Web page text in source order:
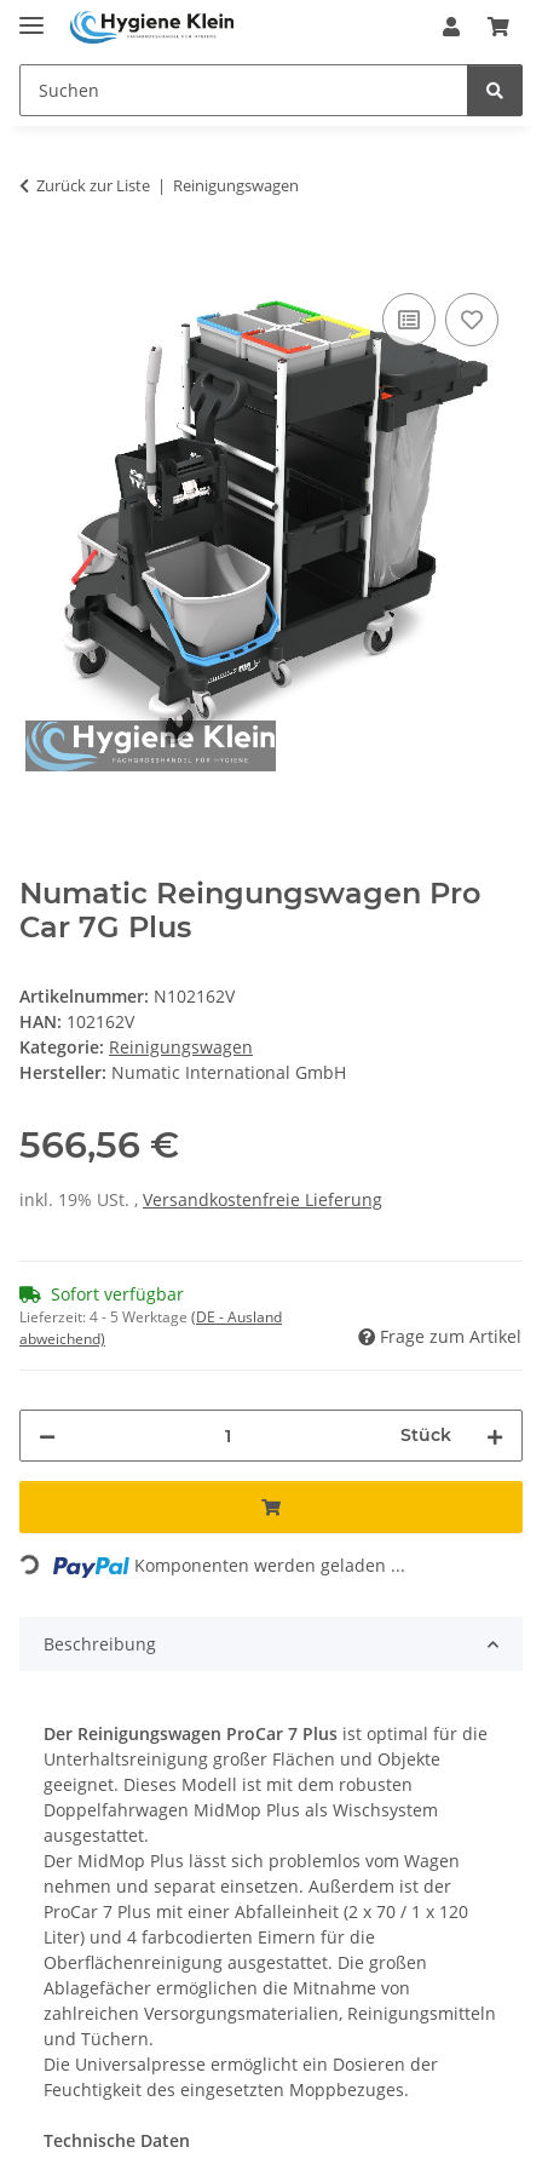
Zurück zur Liste Reinigungswagen
Numatic Reingungswagen Pro
Car 7G Plus
Artikelnummer: N102162V
HAN: 102162V
Kategorie: Reinigungswagen
Hersteller: Numatic International GmbH
566,56 €
inkl. 19% USt. , Versandkostenfreie Lieferung
Sofort verfügbar
Lieferzeit:4 - 5 Werktage (DE - Ausland
abweichend)
Frage zum Artikel
Stück
Loading... Komponenten werden geladen ...
Beschreibung
Der Reinigungswagen ProCar 7 Plus ist optimal für die
Unterhaltsreinigung großer Flächen und Objekte
geeignet. Dieses Modell ist mit dem robusten
Doppelfahrwagen MidMop Plus als Wischsystem
ausgestattet.
Der MidMop Plus lässt sich problemlos vom Wagen
nehmen und separat einsetzen. Außerdem ist der
ProCar 7 Plus mit einer Abfalleinheit (2 x 70 / 1 x 120
Liter) und 4 farbcodierten Eimern für die
Oberflächenreinigung ausgestattet. Die großen
Ablagefächer ermöglichen die Mitnahme von
zahlreichen Versorgungsmaterialien, Reinigungsmitteln
und Tüchern.
Die Universalpresse ermöglicht ein Dosieren der
Feuchtigkeit des eingesetzten Moppbezuges.
Technische Daten